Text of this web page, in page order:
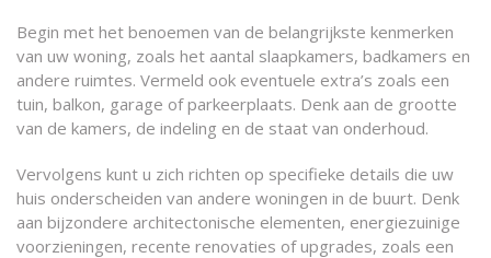
Begin met het benoemen van de belangrijkste kenmerken
van uw woning, zoals het aantal slaapkamers, badkamers en
andere ruimtes. Vermeld ook eventuele extra’s zoals een
tuin, balkon, garage of parkeerplaats. Denk aan de grootte
van de kamers, de indeling en de staat van onderhoud.
Vervolgens kunt u zich richten op specifieke details die uw
huis onderscheiden van andere woningen in de buurt. Denk
aan bijzondere architectonische elementen, energiezuinige
voorzieningen, recente renovaties of upgrades, zoals een